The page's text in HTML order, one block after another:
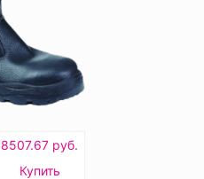
8507.67 руб.
Купить